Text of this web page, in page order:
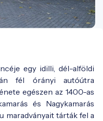
egy idilli, dél-alföldi
fél órányi autóútra
egészen az 1400-as
és Nagykamarás
tárták fel a